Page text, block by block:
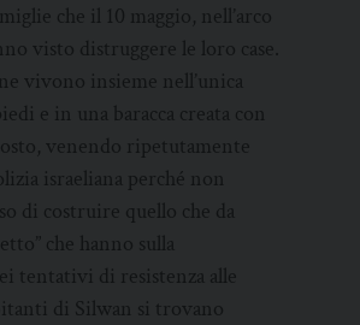
che il 10 maggio, nell’arco
visto distruggere le loro case.
vivono insieme nell’unica
e in una baracca creata con
venendo ripetutamente
israeliana perché non
di costruire quello che da
che hanno sulla
tentativi di resistenza alle
di Silwan si trovano